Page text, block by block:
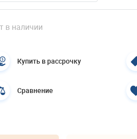
в наличии
Купить в рассрочку
Сравнение